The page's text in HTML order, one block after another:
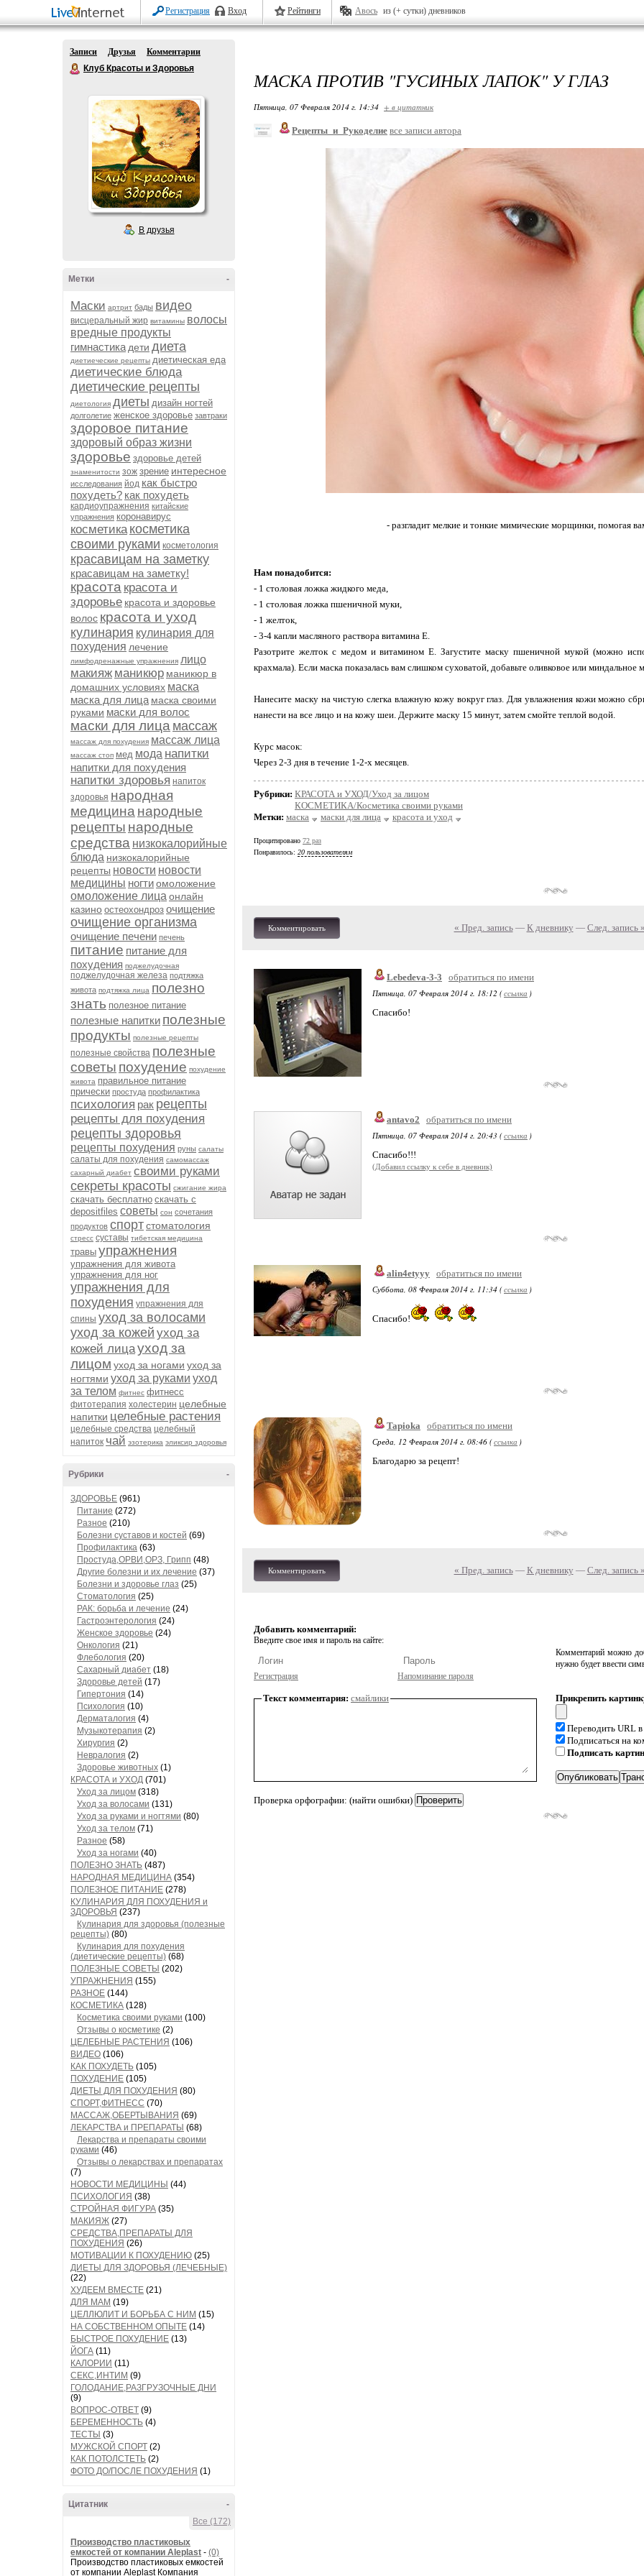
Регистрация Вход Рейтинги Авось из (+ сутки) дневников
Записи Друзья
Комментарии
Клуб Красоты и Здоровья
В друзья
-
Метки
Маски артрит бады видео
висцеральный жир витамины волосы
вредные продукты
гимнастика дети диета
диетиеческие рецепты диетическая еда
диетические блюда
диетические рецепты
диетология диеты дизайн ногтей
долголетие женское здоровье завтраки
здоровое питание
здоровый образ жизни
здоровье здоровье детей
знаменитости зож зрение интересное
исследования йод как быстро
похудеть? как похудеть
кардиоупражнения китайские
упражнения коронавирус
косметика косметика
своими руками косметология
красавицам на заметку
красавицам на заметку!
красота красота и
здоровье красота и здоровье
волос красота и уход
кулинария кулинария для
похудения лечение
лимфодренажные упражнения лицо
макияж маникюр маникюр в
домашних условиях маска
маска для лица маска своими
руками маски для волос
маски для лица массаж
массаж для похудения массаж лица
массаж стоп мед мода напитки
напитки для похудения
напитки здоровья напиток
здоровья народная
медицина народные
рецепты народные
средства низкокалорийные
блюда низкокалорийные
рецепты новости новости
медицины ногтиомоложение
омоложение лица онлайн
казино остеохондроз очищение
очищение организма
очищение печени печень
питание питание для
похудения поджелудочная
поджелудочная железа подтяжка
живота подтяжка лица полезно
знать полезное питание
полезные напитки полезные
продукты полезные рецепты
полезные свойства полезные
советы похудение похудение
живота правильное питание
прически простуда профилактика
психология рак рецепты
рецепты для похудения
рецепты здоровья
рецепты похудения руны салаты
салаты для похудения самомассаж
сахарный диабет своими руками
секреты красоты сжигание жира
скачать бесплатно скачать с
depositfiles советы сон сочетания
продуктов спортстоматология
стресс суставы тибетская медицина
травы упражнения
упражнения для живота
упражнения для ног
упражнения для
похудения упражнения для
спины уход за волосами
уход за кожей уход за
кожей лицауход за
лицом уход за ногами уход за
ногтями уход за руками уход
за телом фитнес фитнесс
фитотерапия холестерин целебные
напитки целебные растения
целебные средства целебный
напиток чай эзотерика эликсир здоровья
-
Рубрики
ЗДОРОВЬЕ (961)
Питание (272)
Разное (210)
Болезни суставов и костей (69)
Профилактика (63)
Простуда,ОРВИ,ОРЗ, Грипп (48)
Другие болезни и их лечение (37)
Болезни и здоровье глаз (25)
Стоматология (25)
РАК: борьба и лечение (24)
Гастроэнтерология (24)
Женское здоровье (24)
Онкология (21)
Флебология (20)
Сахарный диабет (18)
Здоровье детей (17)
Гипертония (14)
Психология (10)
Дерматалогия (4)
Музыкотерапия (2)
Хирургия (2)
Невралогия (2)
Здоровье животных (1)
КРАСОТА и УХОД (701)
Уход за лицом (318)
Уход за волосами (131)
Уход за руками и ногтями (80)
Уход за телом (71)
Разное (58)
Уход за ногами (40)
ПОЛЕЗНО ЗНАТЬ (487)
НАРОДНАЯ МЕДИЦИНА (354)
ПОЛЕЗНОЕ ПИТАНИЕ (278)
КУЛИНАРИЯ ДЛЯ ПОХУДЕНИЯ и
ЗДОРОВЬЯ (237)
Кулинария для здоровья (полезные
рецепты) (80)
Кулинария для похудения
(диетические рецепты) (68)
ПОЛЕЗНЫЕ СОВЕТЫ (202)
УПРАЖНЕНИЯ (155)
РАЗНОЕ (144)
КОСМЕТИКА (128)
Косметика своими руками (100)
Отзывы о косметике (2)
ЦЕЛЕБНЫЕ РАСТЕНИЯ (106)
ВИДЕО (106)
КАК ПОХУДЕТЬ (105)
ПОХУДЕНИЕ (105)
ДИЕТЫ ДЛЯ ПОХУДЕНИЯ (80)
СПОРТ,ФИТНЕСС (70)
МАССАЖ,ОБЕРТЫВАНИЯ (69)
ЛЕКАРСТВА и ПРЕПАРАТЫ (68)
Лекарства и препараты своими
руками (46)
Отзывы о лекарствах и препаратах
(7)
НОВОСТИ МЕДИЦИНЫ (44)
ПСИХОЛОГИЯ (38)
СТРОЙНАЯ ФИГУРА (35)
МАКИЯЖ (27)
СРЕДСТВА,ПРЕПАРАТЫ ДЛЯ
ПОХУДЕНИЯ (26)
МОТИВАЦИИ К ПОХУДЕНИЮ (25)
ДИЕТЫ ДЛЯ ЗДОРОВЬЯ (ЛЕЧЕБНЫЕ)
(22)
ХУДЕЕМ ВМЕСТЕ (21)
ДЛЯ МАМ (19)
ЦЕЛЛЮЛИТ И БОРЬБА С НИМ (15)
НА СОБСТВЕННОМ ОПЫТЕ (14)
БЫСТРОЕ ПОХУДЕНИЕ (13)
ЙОГА (11)
КАЛОРИИ (11)
СЕКС,ИНТИМ (9)
ГОЛОДАНИЕ,РАЗГРУЗОЧНЫЕ ДНИ
(9)
ВОПРОС-ОТВЕТ (9)
БЕРЕМЕННОСТЬ (4)
ТЕСТЫ (3)
МУЖСКОЙ СПОРТ (2)
КАК ПОТОЛСТЕТЬ (2)
ФОТО ДО/ПОСЛЕ ПОХУДЕНИЯ (1)
-
Цитатник
Все (172)
Производство пластиковых
емкостей от компании Aleplast - (0)
Производство пластиковых емкостей
от компании Aleplast Компания
МАСКА ПРОТИВ "ГУСИНЫХ ЛАПОК" У ГЛАЗ
Пятница, 07 Февраля 2014 г. 14:34 + в цитатник
Рецепты_и_Рукоделие все записи автора
- разгладит мелкие и тонкие мимические морщинки, помогая
Нам понадобится:
- 1 столовая ложка жидкого меда,
- 1 столовая ложка пшеничной муки,
- 1 желток,
- 3-4 капли масляного раствора витамина E.
Разотрите желток с медом и витамином Е. Загустите маску пшеничной мукой (можно
крахмала). Если маска показалась вам слишком суховатой, добавьте оливковое или миндальное
Нанесите маску на чистую слегка влажную кожу вокруг глаз. Для увлажнения кожи можно
нанести на все лицо и на кожу шеи. Держите маску 15 минут, затем смойте теплой водой.
Курс масок:
Через 2-3 дня в течение 1-2-х месяцев.
Рубрики: КРАСОТА и УХОД/Уход за лицом
КОСМЕТИКА/Косметика своими руками
Метки: маска маски для лица красота и уход
Процитировано 72 раз
Понравилось: 20 пользователям
Комментировать « Пред. запись— К дневнику — След. запись »
Lebedeva-3-3
обратиться по имени
Пятница, 07 Февраля 2014 г. 18:12 (ссылка )
Спасибо!
antavo2
обратиться по имени
Пятница, 07 Февраля 2014 г. 20:43 (ссылка )
Спасибо!!!
(Добавил ссылку к себе в дневник)
alin4etyyy обратиться по имени
Суббота, 08 Февраля 2014 г. 11:34 (ссылка )
Спасибо!
Tapioka
обратиться по имени
Среда, 12 Февраля 2014 г. 08:46 (ссылка )
Благодарю за рецепт!
Комментировать « Пред. запись— К дневнику — След. запись »
Добавить комментарий:
Введите свое имя и пароль на сайте:
Регистрация Напоминание пароля
Комментарий можно
нужно будет ввести
Текст комментария: смайлики
Проверка орфографии: (найти ошибки)
Прикрепить
Переводить URL
Подписаться на
Подписать